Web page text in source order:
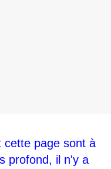
cette page sont à
profond, il n'y a